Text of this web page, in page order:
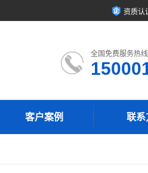
资质认
全国免费服务热线
客户案例 联系